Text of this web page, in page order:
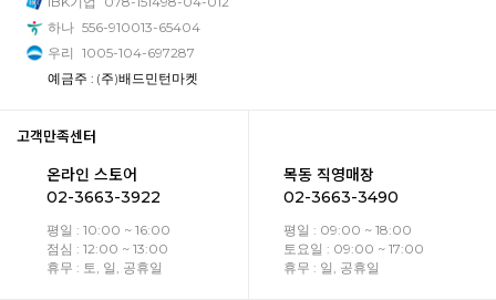
하나 556-910013-65404
우리 1005-104-697287
예금주 : (주)배드민턴마켓
고객만족센터
온라인 스토어
02-3663-3922
평일 : 10:00 ~ 16:00
점심 : 12:00 ~ 13:00
휴무 : 토, 일, 공휴일
목동 직영매장
02-3663-3490
평일 : 09:00 ~ 18:00
토요일 : 09:00 ~ 17:00
휴무 : 일, 공휴일